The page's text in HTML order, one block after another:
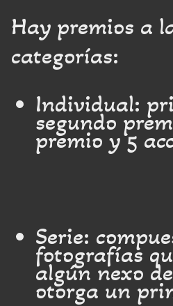
Hay premios a
categorías:
Individual:
segundo
premio y 5
Serie:
fotografías
algún nexo
otorga un